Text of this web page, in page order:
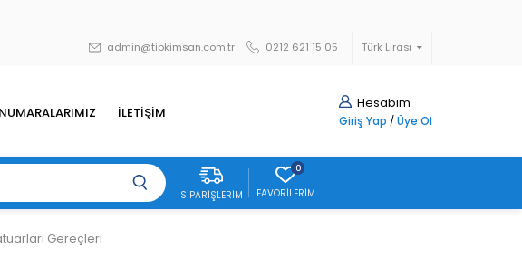
Türk Lirası
admin@tipkimsan.com.tr 0212 621 15 05
Hesabım
Giriş Yap / Üye Ol
İLETİŞİM
SIPARIŞLERIM
0
FAVORILERIM
Gereçleri